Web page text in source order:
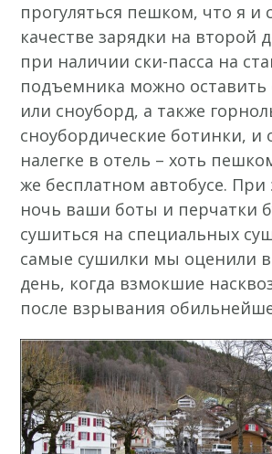
прогуляться пешком, что я и
качестве зарядки на второй
при наличии ски-пасса на
подъемника можно
или сноуборд, а также
сноубордические ботинки, и
налегке в отель – хоть
же бесплатном автобусе.
ночь ваши боты и перчатки
сушиться на специальных
самые сушилки мы оценили
день, когда взмокшие
после взрывания